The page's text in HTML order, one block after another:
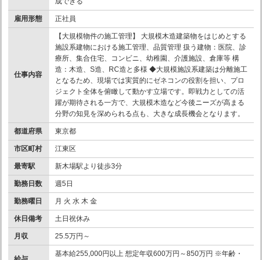
雇用形態 正社員
仕事内容
【大規模物件の施工管理】 大規模木造建築物をはじめとする
施設系建物における施工管理、品質管理 扱う建物：医院、診
療所、集合住宅、コンビニ、幼稚園、介護施設、倉庫等 構
造：木造、S造、RC造と多様 ◆大規模施設系建築は分離施工
となるため、現場では実質的にゼネコンの役割を担い、プロ
ジェクト全体を俯瞰して動かす立場です。即戦力としての活
躍が期待される一方で、大規模木造など今後ニーズが高まる
分野の知見を深められる点も、大きな成長機会となります。
都道府県 東京都
市区町村 江東区
最寄駅 新木場駅より徒歩3分
勤務日数 週5日
勤務曜日 月 火 水 木 金
休日備考 土日祝休み
月収 25.5万円～
基本給255,000円以上 想定年収600万円～850万円 ※年齢・